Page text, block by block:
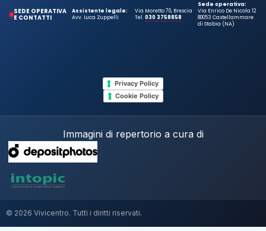
SEDE OPERATIVA
E CONTATTI
Assistente legale:
Avv. Luca Zuppelli
Via Moretto 70, Brescia
Tel.030 3758858
Sede operativa:
Via Enrico De Nicola 12
80053 Castellammare
di Stabia (NA)
Privacy Policy
Cookie Policy
Immagini di repertorio a cura di
© 2026 Vivicentro. Tutti i diritti riservati.